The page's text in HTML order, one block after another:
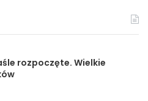
rozpoczęte. Wielkie